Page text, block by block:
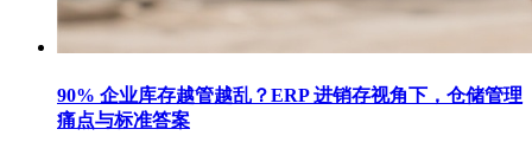
90% 企业库存越管越乱？ERP 进销存视角下，仓储管理
痛点与标准答案